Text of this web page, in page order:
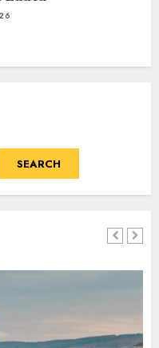
SEARCH